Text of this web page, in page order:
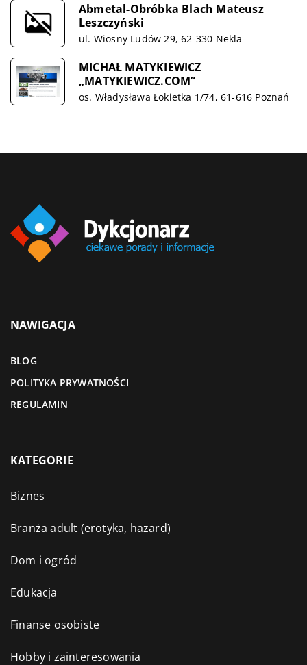
Abmetal-Obróbka Blach Mateusz
Leszczyński
ul. Wiosny Ludów 29, 62-330 Nekla
MICHAŁ MATYKIEWICZ
„MATYKIEWICZ.COM”
os. Władysława Łokietka 1/74, 61-616 Poznań
NAWIGACJA
BLOG
POLITYKA PRYWATNOŚCI
REGULAMIN
KATEGORIE
Biznes
Branża adult (erotyka, hazard)
Dom i ogród
Edukacja
Finanse osobiste
Hobby i zainteresowania